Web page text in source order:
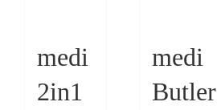
Produkte
medi
2in1
medi
Butler